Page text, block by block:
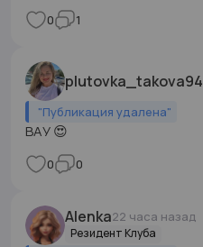
0 1
plutovka_takova94
"Публикация удалена"
ВАУ 😍
0 0
Alenka22 часа назад
Резидент Клуба